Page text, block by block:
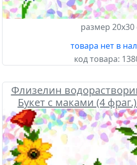
размер 20х30
товара нет в
код товара:
Флизелин
Букет с маками (4
Confetti